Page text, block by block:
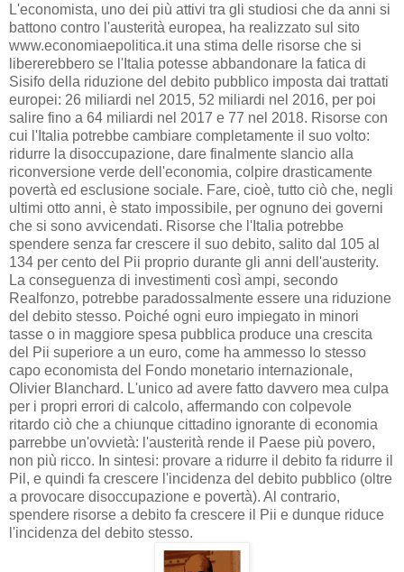
L'economista, uno dei più attivi tra gli studiosi che da anni si
battono contro l'austerità europea, ha realizzato sul sito
www.economiaepolitica.it una stima delle risorse che si
libererebbero se l'Italia potesse abbandonare la fatica di
Sisifo della riduzione del debito pubblico imposta dai trattati
europei: 26 miliardi nel 2015, 52 miliardi nel 2016, per poi
salire fino a 64 miliardi nel 2017 e 77 nel 2018. Risorse con
cui l'Italia potrebbe cambiare completamente il suo volto:
ridurre la disoccupazione, dare finalmente slancio alla
riconversione verde dell'economia, colpire drasticamente
povertà ed esclusione sociale. Fare, cioè, tutto ciò che, negli
ultimi otto anni, è stato impossibile, per ognuno dei governi
che si sono avvicendati. Risorse che l'Italia potrebbe
spendere senza far crescere il suo debito, salito dal 105 al
134 per cento del Pii proprio durante gli anni dell'austerity.
La conseguenza di investimenti così ampi, secondo
Realfonzo, potrebbe paradossalmente essere una riduzione
del debito stesso. Poiché ogni euro impiegato in minori
tasse o in maggiore spesa pubblica produce una crescita
del Pii superiore a un euro, come ha ammesso lo stesso
capo economista del Fondo monetario internazionale,
Olivier Blanchard. L'unico ad avere fatto davvero mea culpa
per i propri errori di calcolo, affermando con colpevole
ritardo ciò che a chiunque cittadino ignorante di economia
parrebbe un'ovvietà: l'austerità rende il Paese più povero,
non più ricco. In sintesi: provare a ridurre il debito fa ridurre il
Pil, e quindi fa crescere l'incidenza del debito pubblico (oltre
a provocare disoccupazione e povertà). Al contrario,
spendere risorse a debito fa crescere il Pii e dunque riduce
l'incidenza del debito stesso.